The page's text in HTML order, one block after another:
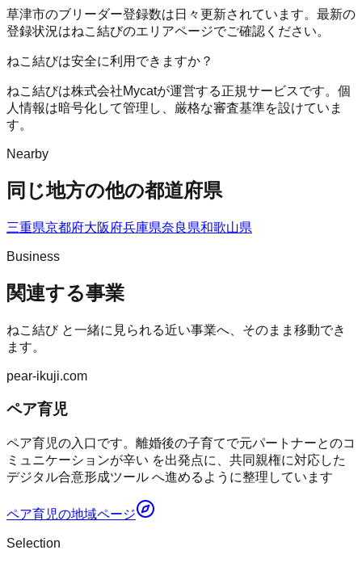
草津市のブリーダー登録数は日々更新されています。最新の
登録状況はねこ結びのエリアページでご確認ください。
ねこ結びは安全に利用できますか？
ねこ結びは株式会社Mycatが運営する正規サービスです。個
人情報は暗号化して管理し、厳格な審査基準を設けていま
す。
Nearby
同じ地方の他の都道府県
三重県京都府大阪府兵庫県奈良県和歌山県
Business
関連する事業
ねこ結びと一緒に見られる近い事業へ、そのまま移動でき
ます。
pear-ikuji.com
ペア育児
ペア育児の入口です。離婚後の子育てで元パートナーとのコ
ミュニケーションが辛い を出発点に、共同親権に対応した
デジタル合意形成ツール へ進めるように整理しています
ペア育児の地域ページ
Selection